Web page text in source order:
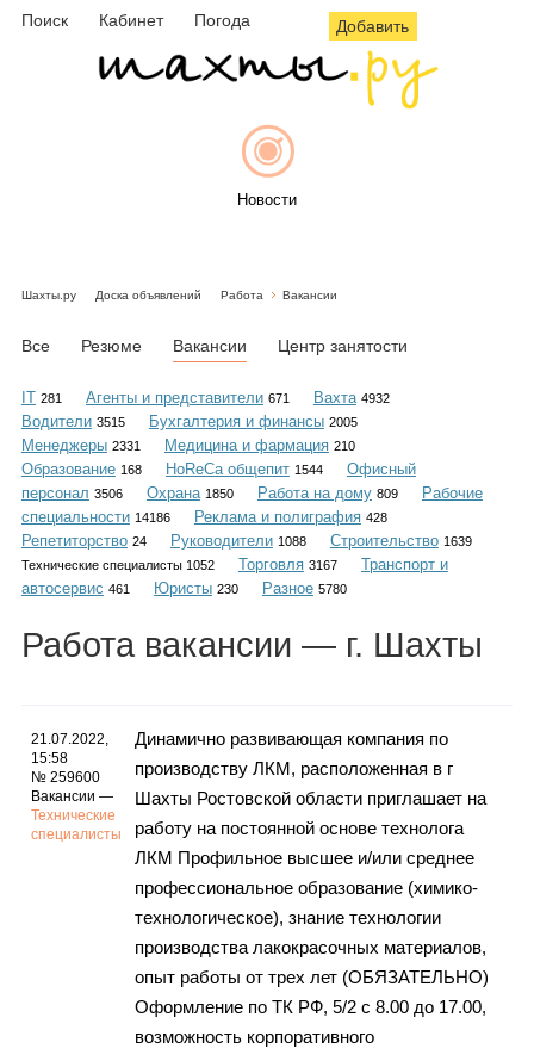
Поиск Кабинет Погода Добавить
Новости
Объявления
Каталог
Инфо
Гороскоп
Карты
Фотогалерея
Шахты.ру Доска объявлений Работа Вакансии
Все Резюме Вакансии Центр занятости
IT 281 Агенты и представители 671 Вахта 4932
Водители 3515 Бухгалтерия и финансы 2005
Менеджеры 2331 Медицина и фармация 210
Образование 168 HoReCa общепит 1544
Офисный
персонал 3506 Охрана 1850 Работа на дому 809
Рабочие
специальности 14186 Реклама и полиграфия 428
Репетиторство 24 Руководители 1088 Строительство 1639
Технические специалисты 1052
Торговля 3167
Транспорт и
автосервис 461 Юристы 230 Разное 5780
Работа вакансии — г. Шахты
21.07.2022,
15:58
№ 259600
Вакансии —
Технические
специалисты
Динамично развивающая компания по
производству ЛКМ, расположенная в г
Шахты Ростовской области приглашает на
работу на постоянной основе технолога
ЛКМ Профильное высшее и/или среднее
профессиональное образование (химико-
технологическое), знание технологии
производства лакокрасочных материалов,
опыт работы от трех лет (ОБЯЗАТЕЛЬНО)
Оформление по ТК РФ, 5/2 с 8.00 до 17.00,
возможность корпоративного